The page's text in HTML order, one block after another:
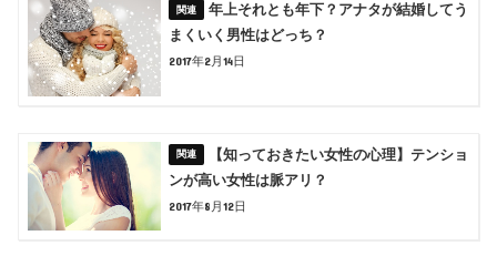
年上それとも年下？アナタが結婚してう
まくいく男性はどっち？
2017年2月14日
【知っておきたい女性の心理】テンショ
ンが高い女性は脈アリ？
2017年8月12日